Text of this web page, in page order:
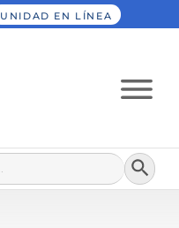
UNIDAD EN LÍNEA
Botón